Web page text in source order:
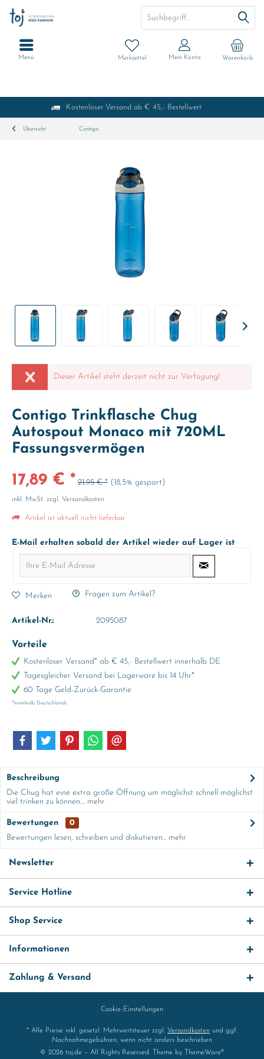
Kostenloser Versand ab € 45,- Bestellwert
Warenkorb
Merkzettel Mein Konto
Menü
Übersicht Contigo
Dieser Artikel steht derzeit nicht zur Verfügung!
Contigo Trinkflasche Chug
Autospout Monaco mit 720ML
Fassungsvermögen
17,89 € * 21,95 € * (18,5% gespart)
inkl. MwSt. zzgl. Versandkosten
Artikel ist aktuell nicht lieferbar
E-Mail erhalten sobald der Artikel wieder auf Lager ist
Merken Fragen zum Artikel?
Artikel-Nr.: 2095087
Vorteile
Kostenloser Versand* ab € 45,- Bestellwert innerhalb DE
Tagesgleicher Versand bei Lagerware bis 14 Uhr*
60 Tage Geld-Zurück-Garantie
*Innerhalb Deutschlands
Beschreibung
Die Chug hat eine extra große Öffnung um möglichst schnell möglichst
viel trinken zu können.... mehr
Bewertungen
0
Bewertungen lesen, schreiben und diskutieren... mehr
Newsletter
Service Hotline
Shop Service
Informationen
Zahlung & Versand
Cookie-Einstellungen
* Alle Preise inkl. gesetzl. Mehrwertsteuer zzgl. Versandkosten und ggf.
Nachnahmegebühren, wenn nicht anders beschrieben
© 2026 toj.de – All Rights Reserved. Theme by
ThemeWare®